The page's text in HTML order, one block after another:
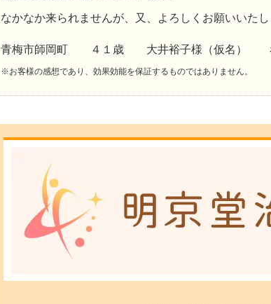
なかなか来られませんが、又、よろしくお願いいた
青梅市師岡町 ４１歳 大井裕子様（仮名）
※お客様の感想であり、効果効能を保証するものではありません。